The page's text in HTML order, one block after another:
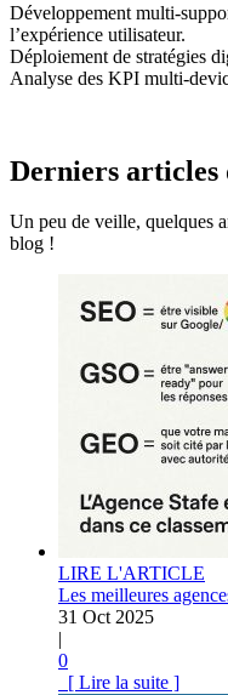
Développement multi-
l’expérience utilisateur.
Déploiement de stratégies
Analyse des KPI multi-
Derniers articles
Un peu de veille, quelques
blog !
LIRE L'ARTICLE
Les meilleures
31 Oct 2025
|
0
[ Lire la suite ]